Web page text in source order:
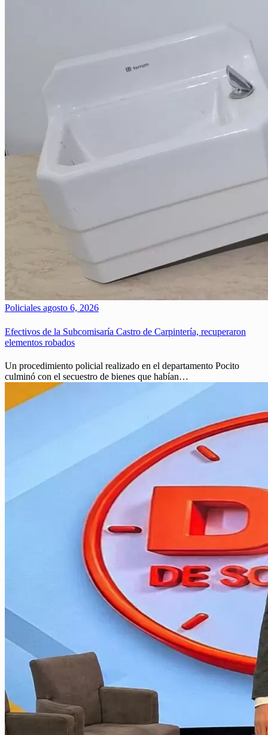
Policiales agosto 6, 2026
Efectivos de la Subcomisaría Castro de Carpintería, recuperaron
elementos robados
Un procedimiento policial realizado en el departamento Pocito
culminó con el secuestro de bienes que habían…